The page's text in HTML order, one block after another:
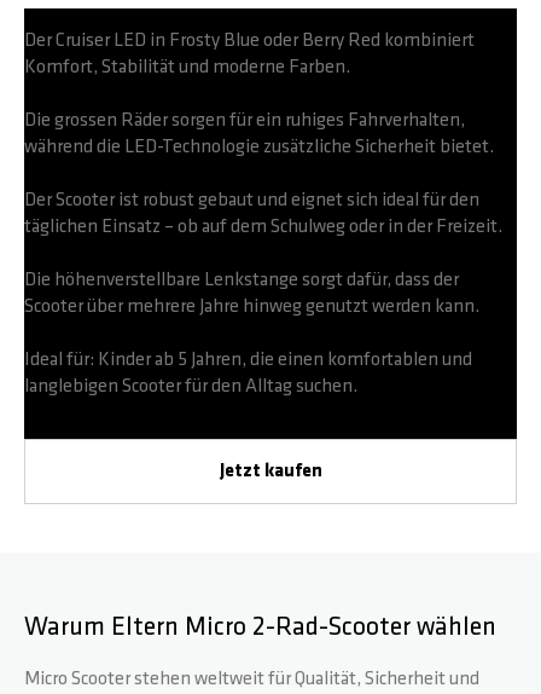
Der Cruiser LED in Frosty Blue oder Berry Red kombiniert
Komfort, Stabilität und moderne Farben.
Die grossen Räder sorgen für ein ruhiges Fahrverhalten,
während die LED-Technologie zusätzliche Sicherheit bietet.
Der Scooter ist robust gebaut und eignet sich ideal für den
täglichen Einsatz – ob auf dem Schulweg oder in der Freizeit.
Die höhenverstellbare Lenkstange sorgt dafür, dass der
Scooter über mehrere Jahre hinweg genutzt werden kann.
Ideal für: Kinder ab 5 Jahren, die einen komfortablen und
langlebigen Scooter für den Alltag suchen.
Jetzt kaufen
Warum Eltern Micro 2-Rad-Scooter wählen
Micro Scooter stehen weltweit für Qualität, Sicherheit und